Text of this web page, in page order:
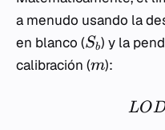
a menudo usando la
en blanco (Sb) y la
calibración (m):
LO